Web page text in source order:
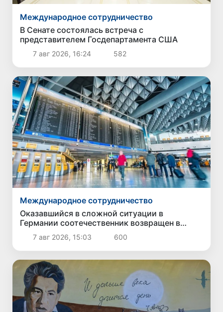
Международное сотрудничество
В Сенате состоялась встреча с
представителем Госдепартамента США
7 авг 2026, 16:24 582
Международное сотрудничество
Оказавшийся в сложной ситуации в
Германии соотечественник возвращен в
Узбекистан
7 авг 2026, 15:03 600